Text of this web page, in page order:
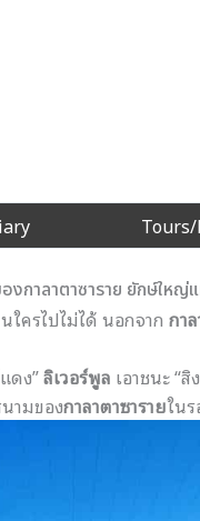
กาลาตาซาราย ยักษ์ใหญ่
ใครไปไม่ได้ นอกจาก กา
ดง”ลิเวอร์พูล เอาชนะ “
ามของกาลาตาซารายใน